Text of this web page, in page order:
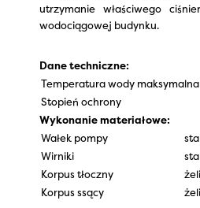
utrzymanie właściwego
wodociągowej budynku.
Dane techniczne:
Temperatura wody maksymalna
Stopień ochrony
Wykonanie materiałowe:
Wałek pompy
Wirniki
Korpus tłoczny
Korpus ssący